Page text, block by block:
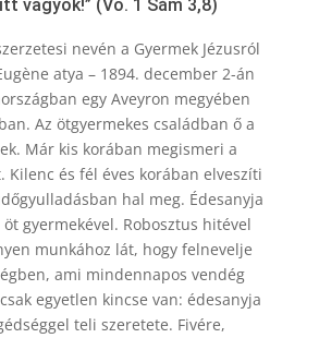
vagyok!” (Vö. 1 Sám 3,8)
nevén a Gyermek Jézusról
atya – 1894. december 2-án
egy Aveyron megyében
Az ötgyermekes családban ő a
Már kis korában megismeri a
Kilenc és fél éves korában elveszíti
hal meg. Édesanyja
gyermekével. Robosztus hitével
munkához lát, hogy felnevelje
ami mindennapos vendég
egyetlen kincse van: édesanyja
teli szeretete. Fivére,